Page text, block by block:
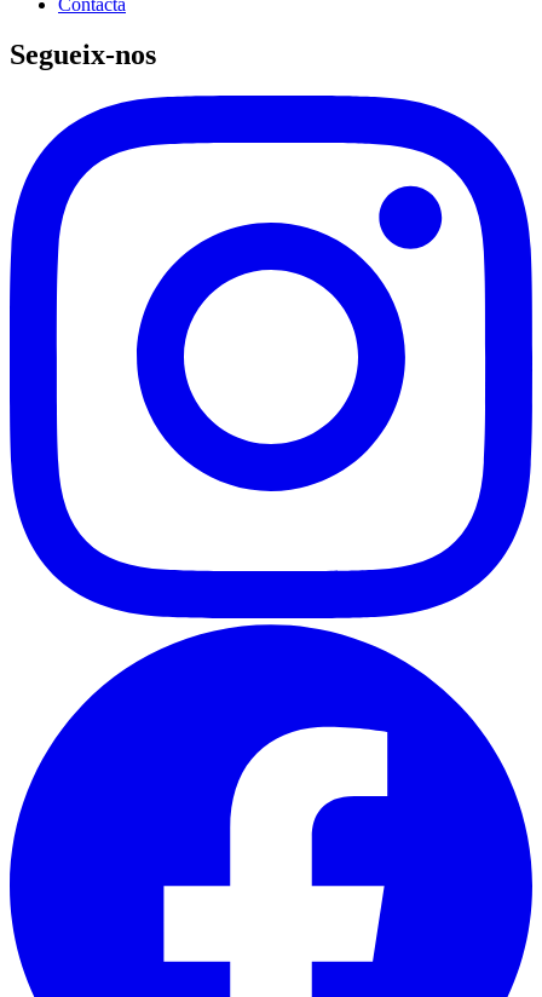
Segueix-nos